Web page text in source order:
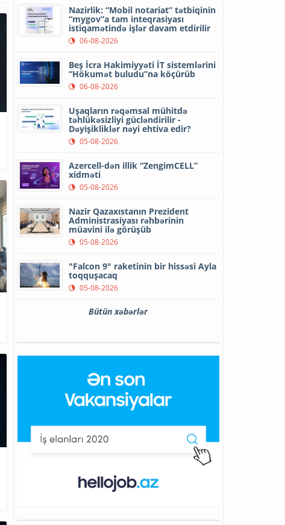
Nazirlik: “Mobil notariat” tətbiqinin
“mygov”a tam inteqrasiyası
istiqamətində işlər davam etdirilir
06-08-2026
Beş İcra Hakimiyyəti İT sistemlərini
“Hökumət buludu”na köçürüb
06-08-2026
Uşaqların rəqəmsal mühitdə
təhlükəsizliyi gücləndirilir -
Dəyişikliklər nəyi ehtiva edir?
05-08-2026
Azercell-dən illik “ZengimCELL”
xidməti
05-08-2026
Nazir Qazaxıstanın Prezident
Administrasiyası rəhbərinin
müavini ilə görüşüb
05-08-2026
"Falcon 9" raketinin bir hissəsi Ayla
toqquşacaq
05-08-2026
Bütün xəbərlər